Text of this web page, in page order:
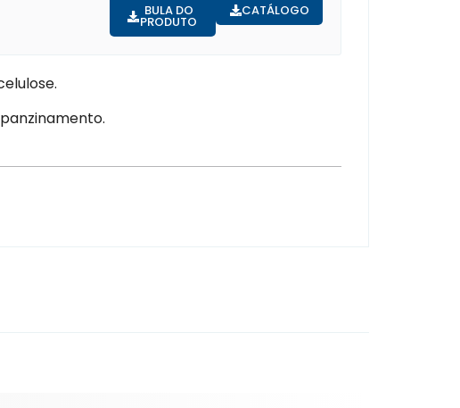
BULA DO
PRODUTO
CATÁLOGO